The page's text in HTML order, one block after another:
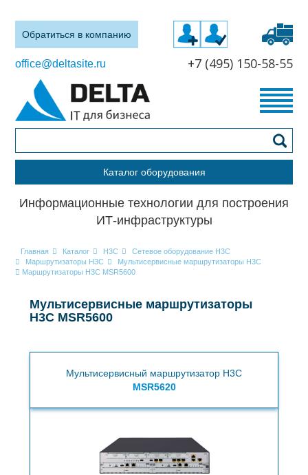
Обратиться в компанию
office@deltasite.ru +7 (495) 150-58-55
Каталог оборудования
Информационные технологии для построения
ИТ-инфраструктуры
Главная Каталог H3C
Сетевое оборудование H3C
Маршрутизаторы H3C
Мультисервисные маршрутизаторы H3C
Маршрутизаторы H3C MSR5600
Мультисервисные маршрутизаторы
H3C MSR5600
Мультисервисный маршрутизатор H3C
MSR5620